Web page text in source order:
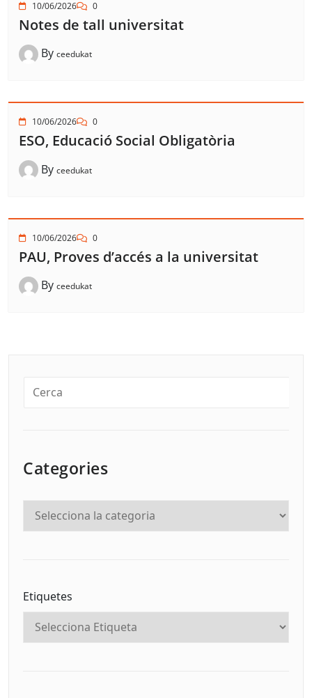
10/06/2026 0
Notes de tall universitat
By ceedukat
10/06/2026 0
ESO, Educació Social Obligatòria
By ceedukat
10/06/2026 0
PAU, Proves d’accés a la universitat
By ceedukat
Categories
Etiquetes